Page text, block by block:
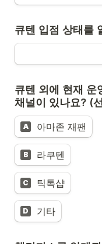
큐텐 입점 상태를
큐텐 외에 현재 운
채널이 있나요? (
A 아마존 재팬
B 라쿠텐
C 틱톡샵
D 기타